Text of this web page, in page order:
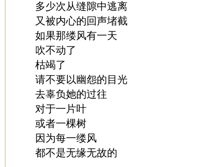
多少次从缝隙中逃离
又被内心的回声堵截
如果那缕风有一天
吹不动了
枯竭了
请不要以幽怨的目光
去辜负她的过往
对于一片叶
或者一棵树
因为每一缕风
都不是无缘无故的